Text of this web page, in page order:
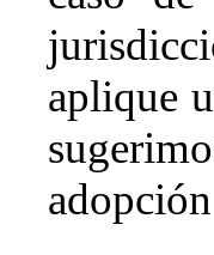
aplique